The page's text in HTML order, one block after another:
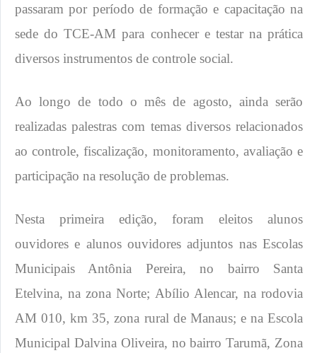
passaram por período de formação e capacitação na
sede do TCE-AM para conhecer e testar na prática
diversos instrumentos de controle social.
Ao longo de todo o mês de agosto, ainda serão
realizadas palestras com temas diversos relacionados
ao controle, fiscalização, monitoramento, avaliação e
participação na resolução de problemas.
Nesta primeira edição, foram eleitos alunos
ouvidores e alunos ouvidores adjuntos nas Escolas
Municipais Antônia Pereira, no bairro Santa
Etelvina, na zona Norte; Abílio Alencar, na rodovia
AM 010, km 35, zona rural de Manaus; e na Escola
Municipal Dalvina Oliveira, no bairro Tarumã, Zona